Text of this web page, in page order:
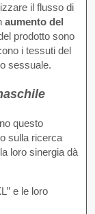
il flusso di
aumento del
prodotto sono
i tessuti del
sessuale.
questo
sulla ricerca
loro sinergia dà
e le loro